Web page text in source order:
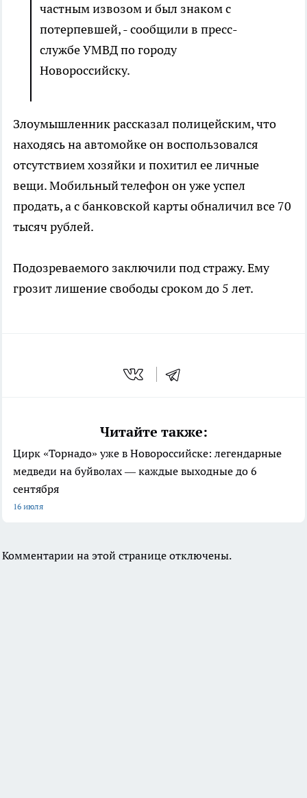
частным извозом и был знаком с
потерпевшей, - сообщили в пресс-
службе УМВД по городу
Новороссийску.
Злоумышленник рассказал полицейским, что
находясь на автомойке он воспользовался
отсутствием хозяйки и похитил ее личные
вещи. Мобильный телефон он уже успел
продать, а с банковской карты обналичил все 70
тысяч рублей.
Подозреваемого заключили под стражу. Ему
грозит лишение свободы сроком до 5 лет.
Читайте также:
Цирк «Торнадо» уже в Новороссийске: легендарные
медведи на буйволах — каждые выходные до 6
сентября
16 июля
Комментарии на этой странице отключены.